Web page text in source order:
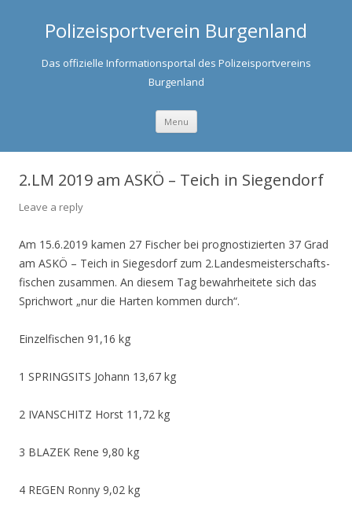
Polizeisportverein Burgenland
Das offizielle Informationsportal des Polizeisportvereins
Burgenland
Menu Skip to content
2.LM 2019 am ASKÖ – Teich in Siegendorf
Leave a reply
Am 15.6.2019 kamen 27 Fischer bei prognostizierten 37 Grad
am ASKÖ – Teich in Siegesdorf zum 2.Landesmeisterschafts-
fischen zusammen. An diesem Tag bewahrheitete sich das
Sprichwort „nur die Harten kommen durch“.
Einzelfischen 91,16 kg
1 SPRINGSITS Johann 13,67 kg
2 IVANSCHITZ Horst 11,72 kg
3 BLAZEK Rene 9,80 kg
4 REGEN Ronny 9,02 kg